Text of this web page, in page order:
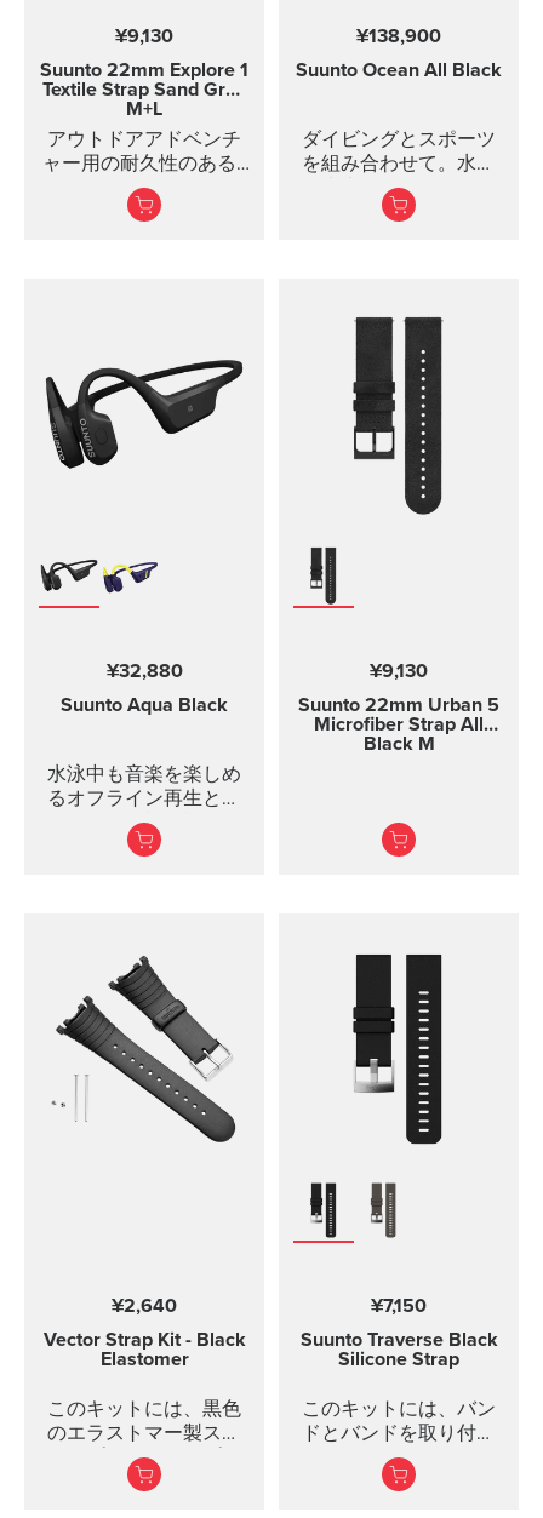
¥9,130
Suunto 22mm Explore 1
Textile Strap Sand Gray
M+L
アウトドアアドベンチ
ャー用の耐久性のある2
種類の長さの布ストラ
ップ
選び、自分らしい
Suunto ウォッチにしま
しょう。...
¥138,900
Suunto Ocean All Black
ダイビングとスポーツ
を組み合わせて。水下
と水上での冒険のため
に。
¥32,880
Suunto Aqua Black
水泳中も音楽を楽しめ
るオフライン再生と、
モーション検知機能を
備えた防水オープンイ
¥9,130
Suunto 22mm Urban 5
Microfiber Strap All
Black M
¥2,640
Vector Strap Kit - Black
Elastomer
このキットには、黒色
のエラストマー製スト
ラップとストラップを
取り付けるためのスプ
¥7,150
Suunto Traverse Black
Silicone Strap
このキットには、バン
ドとバンドを取り付け
るためのピンが含まれ
ています。SUUNTO